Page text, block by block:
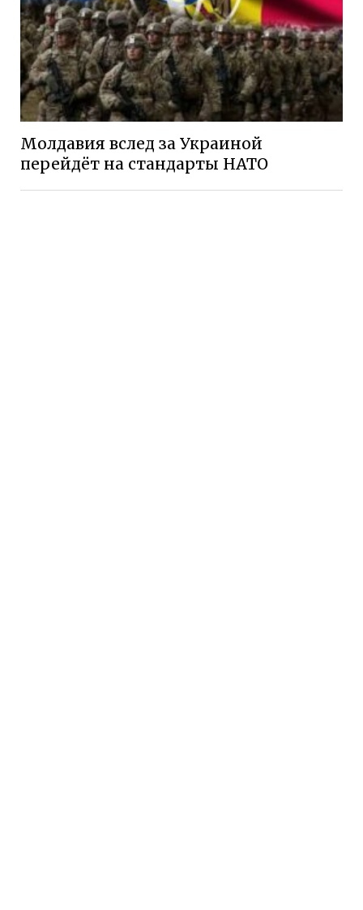
Молдавия вслед за Украиной
перейдёт на стандарты НАТО